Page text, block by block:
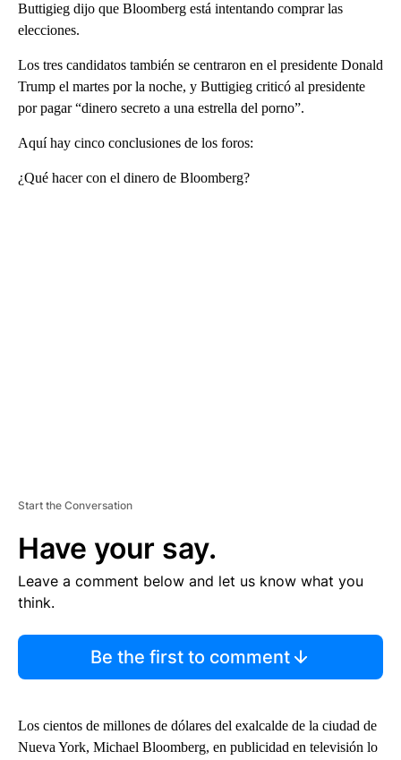
Buttigieg dijo que Bloomberg está intentando comprar las
elecciones.
Los tres candidatos también se centraron en el presidente Donald
Trump el martes por la noche, y Buttigieg criticó al presidente
por pagar “dinero secreto a una estrella del porno”.
Aquí hay cinco conclusiones de los foros:
¿Qué hacer con el dinero de Bloomberg?
Start the Conversation
Have your say.
Leave a comment below and let us know what you
think.
Be the first to comment
Los cientos de millones de dólares del exalcalde de la ciudad de
Nueva York, Michael Bloomberg, en publicidad en televisión lo